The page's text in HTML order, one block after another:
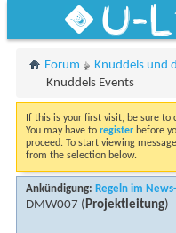
U-
Forum Knuddels und
Knuddels Events
If this is your first visit, be sure to
You may have to register before
proceed. To start viewing
from the selection below.
Ankündigung: Regeln im
DMW007 (Projektleitung)